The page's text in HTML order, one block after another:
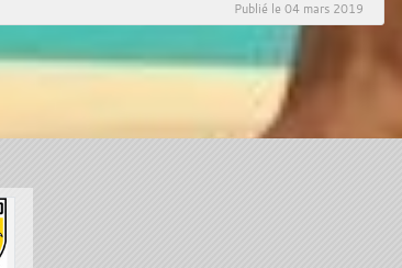
Publié le 04 mars 2019